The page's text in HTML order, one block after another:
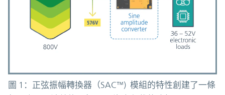
圖 1：正弦振幅轉換器（SAC™) 模組的特性創建了一條